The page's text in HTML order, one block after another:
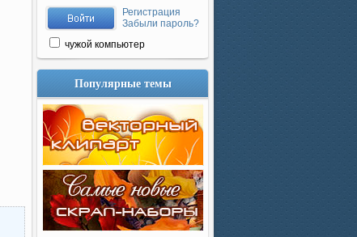
Регистрация
Забыли пароль?
чужой компьютер
Популярные темы